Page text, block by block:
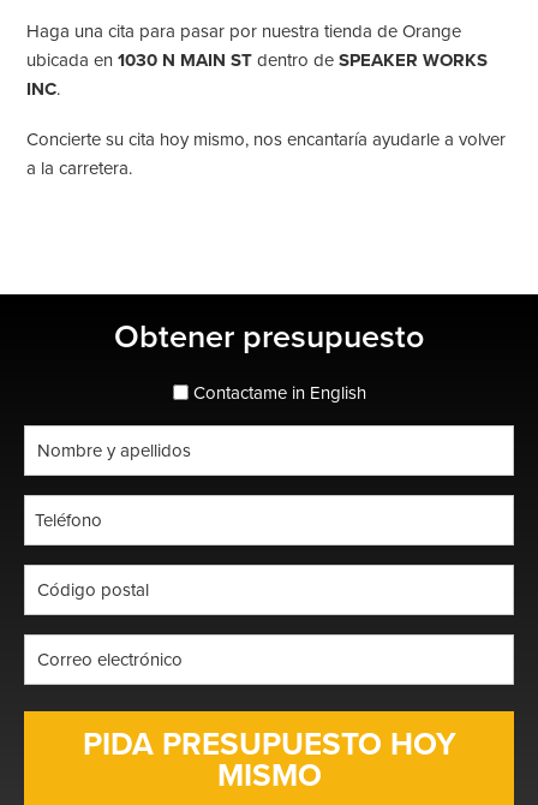
Haga una cita para pasar por nuestra tienda de Orange
ubicada en1030 N MAIN ST dentro deSPEAKER WORKS
INC.
Concierte su cita hoy mismo, nos encantaría ayudarle a volver
a la carretera.
Obtener presupuesto
espanol_espanol
Contactame in English
*
*